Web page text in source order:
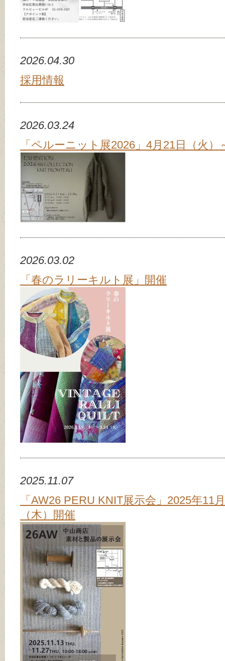
2026.04.30
採用情報
2026.03.24
「ペルーニット展2026」4月21日（火）
2026.03.02
「春のラリーキルト展」開催
2025.11.07
「AW26 PERU KNIT展示会」2025年11
（木）開催